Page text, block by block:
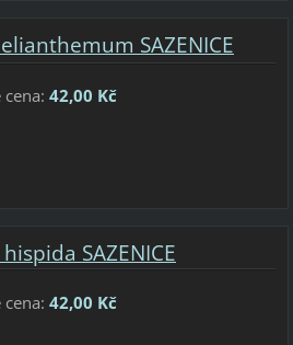
SAZENICE
cena: 42,00 Kč
SAZENICE
cena: 42,00 Kč